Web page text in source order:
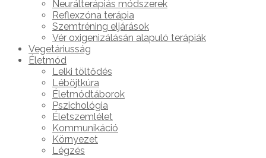
Neurálterápiás módszerek
Reflexzóna terápia
Szemtréning eljárások
Vér oxigenizálásán alapuló terápiák
Vegetáriusság
Életmód
Lelki töltődés
Léböjtkúra
Életmódtáborok
Pszichológia
Életszemlélet
Kommunikáció
Környezet
Légzés